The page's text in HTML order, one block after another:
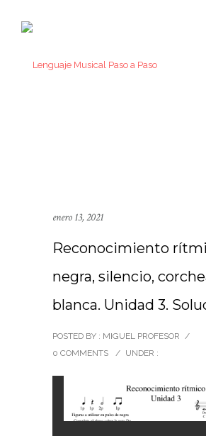
enero 13, 2021
Reconocimiento
negra, silencio,
blanca. Unidad 3.
POSTED BY : MIGUEL PROFESOR /
0 COMMENTS
/ UNDER :